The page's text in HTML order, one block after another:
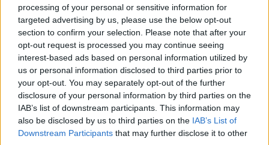
processing of your personal or sensitive information for
targeted advertising by us, please use the below opt-out
section to confirm your selection. Please note that after your
opt-out request is processed you may continue seeing
interest-based ads based on personal information utilized by
us or personal information disclosed to third parties prior to
your opt-out. You may separately opt-out of the further
disclosure of your personal information by third parties on the
IAB’s list of downstream participants. This information may
also be disclosed by us to third parties on the IAB’s List of
Downstream Participants that may further disclose it to other
„Scanorama vasara“
Nidoje – tu ir tavo 7
pasimatymai su kinu
Kultūra
Linas Adomaitis
Naujuosius metus kviečia
sutikti Palangoje: ruošia
išskirtinį šventinį
koncertą